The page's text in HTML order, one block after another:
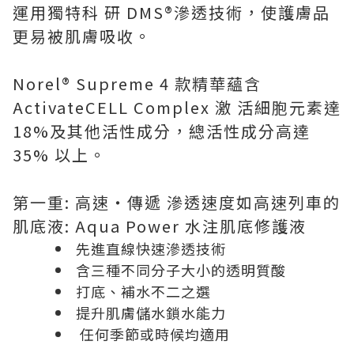
運用獨特科 研 DMS®滲透技術，使護膚品
更易被肌膚吸收。
Norel® Supreme 4 款精華蘊含
ActivateCELL Complex 激 活細胞元素達
18%及其他活性成分，總活性成分高達
35% 以上。
第一重: 高速‧傳遞 滲透速度如高速列車的
肌底液: Aqua Power 水注肌底修護液
先進直線快速滲透技術
含三種不同分子大小的透明質酸
打底、補水不二之選
提升肌膚儲水鎖水能力
任何季節或時候均適用